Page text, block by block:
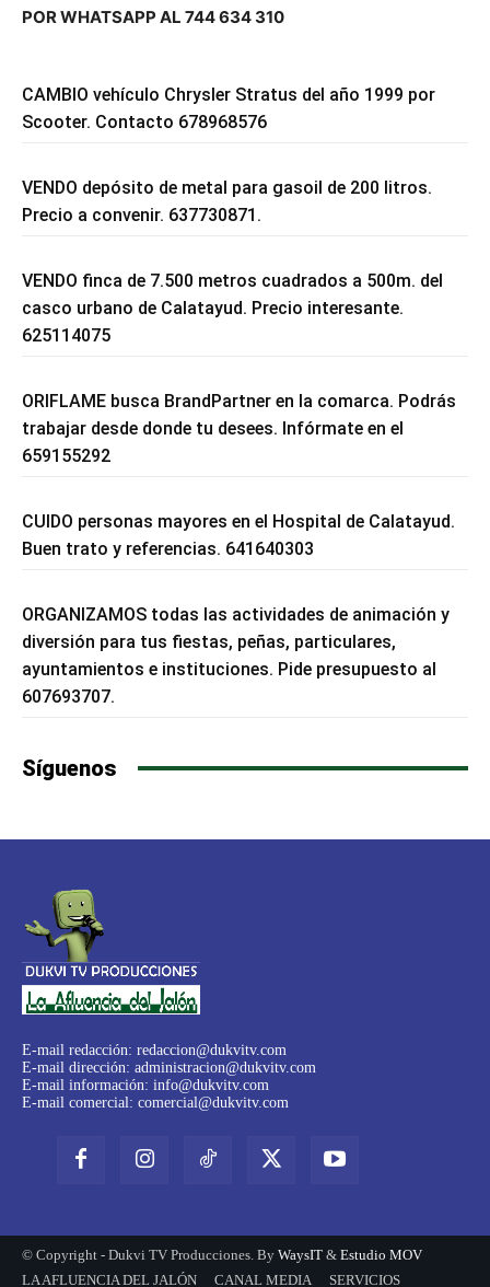
POR WHATSAPP AL 744 634 310
CAMBIO vehículo Chrysler Stratus del año 1999 por
Scooter. Contacto 678968576
VENDO depósito de metal para gasoil de 200 litros.
Precio a convenir. 637730871.
VENDO finca de 7.500 metros cuadrados a 500m. del
casco urbano de Calatayud. Precio interesante.
625114075
ORIFLAME busca BrandPartner en la comarca. Podrás
trabajar desde donde tu desees. Infórmate en el
659155292
CUIDO personas mayores en el Hospital de Calatayud.
Buen trato y referencias. 641640303
ORGANIZAMOS todas las actividades de animación y
diversión para tus fiestas, peñas, particulares,
ayuntamientos e instituciones. Pide presupuesto al
607693707.
Síguenos
E-mail redacción: redaccion@dukvitv.com
E-mail dirección: administracion@dukvitv.com
E-mail información: info@dukvitv.com
E-mail comercial: comercial@dukvitv.com
© Copyright - Dukvi TV Producciones. By WaysIT & Estudio MOV
LA AFLUENCIA DEL JALÓN
CANAL MEDIA SERVICIOS